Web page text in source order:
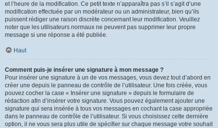
et l’heure de la modification. Ce petit texte n’apparaîtra pas s’il s’agit d’une
modification effectuée par un modérateur ou un administrateur, bien qu’ils
puissent rédiger une raison discrète concernant leur modification. Veuillez
noter que les utilisateurs normaux ne peuvent pas supprimer leur propre
message si une réponse a été publiée.
Haut
Comment puis-je insérer une signature à mon message ?
Pour insérer une signature à un de vos messages, vous devez tout d’abord en
créer une depuis le panneau de contrôle de l’utilisateur. Une fois créée, vous
pouvez cocher la case « Insérer une signature » depuis le formulaire de
rédaction afin d’insérer votre signature. Vous pouvez également ajouter une
signature qui sera insérée à tous vos messages en cochant la case appropriée
dans le panneau de contrôle de l’utilisateur. Si vous choisissez cette dernière
option, il ne vous sera plus utile de spécifier sur chaque message votre souhait